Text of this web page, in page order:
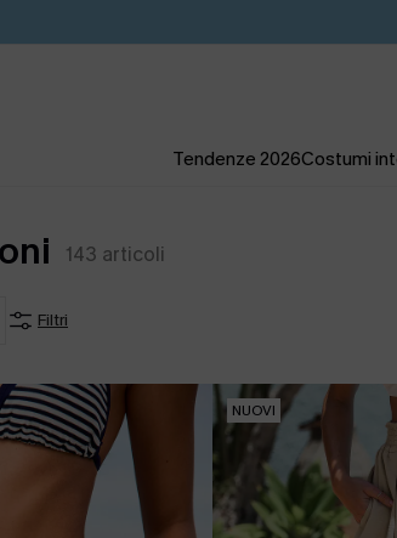
Tendenze 2026Costumi
143 articoli
Filtri
NUOVI